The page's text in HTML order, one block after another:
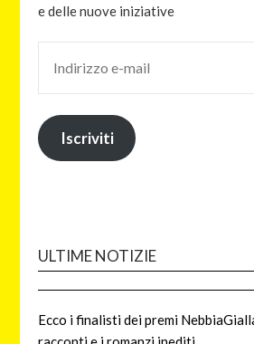
e delle nuove iniziative
Iscriviti
ULTIME NOTIZIE
Ecco i finalisti dei premi